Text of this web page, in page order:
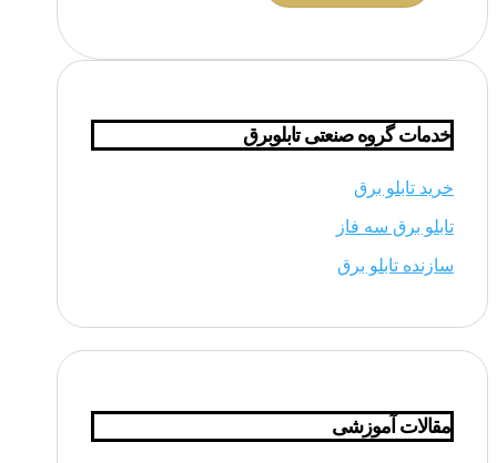
خدمات گروه صنعتی تابلوبرق
خرید تابلو برق
تابلو برق سه فاز
سازنده تابلو برق
مقالات آموزشی